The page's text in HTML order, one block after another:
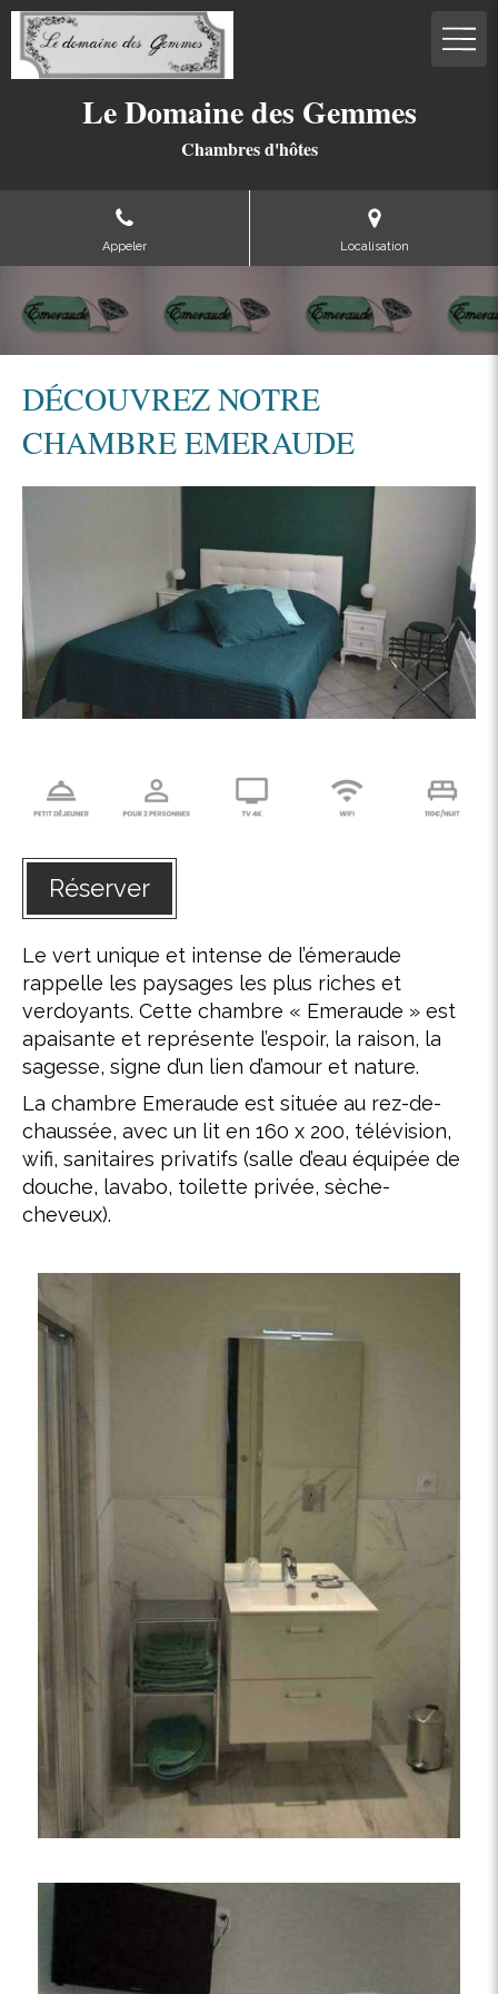
Le Domaine des Gemmes
Chambres d'hôtes
Appeler Localisation
DÉCOUVREZ NOTRE
CHAMBRE EMERAUDE
Réserver
Le vert unique et intense de l’émeraude
rappelle les paysages les plus riches et
verdoyants. Cette chambre « Emeraude » est
apaisante et représente l’espoir, la raison, la
sagesse, signe d’un lien d’amour et nature.
La chambre Emeraude est située au rez-de-
chaussée, avec un lit en 160 x 200, télévision,
wifi, sanitaires privatifs (salle d’eau équipée de
douche, lavabo, toilette privée, sèche-
cheveux).